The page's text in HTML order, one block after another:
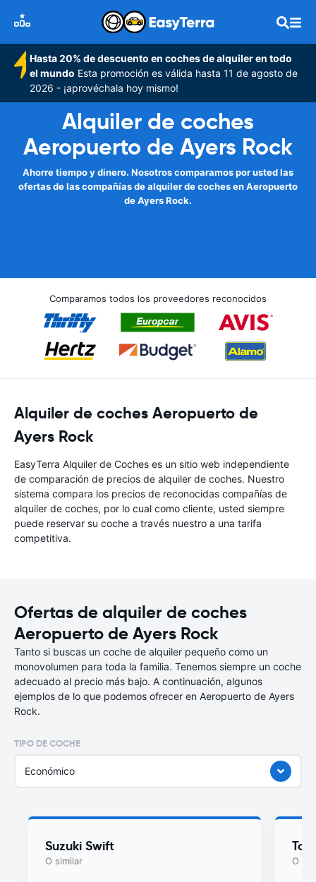
Hasta 20% de descuento en coches de alquiler en todo
el mundo Esta promoción es válida hasta 11 de agosto de
2026 - ¡aprovéchala hoy mismo!
Alquiler de coches
Aeropuerto de Ayers Rock
Ahorre tiempo y dinero. Nosotros comparamos por usted las
ofertas de las compañías de alquiler de coches en Aeropuerto
de Ayers Rock.
Comparamos todos los proveedores reconocidos
Alquiler de coches Aeropuerto de
Ayers Rock
EasyTerra Alquiler de Coches es un sitio web independiente
de comparación de precios de alquiler de coches. Nuestro
sistema compara los precios de reconocidas compañías de
alquiler de coches, por lo cual como cliente, usted siempre
puede reservar su coche a través nuestro a una tarifa
competitiva.
Ofertas de alquiler de coches
Aeropuerto de Ayers Rock
Tanto si buscas un coche de alquiler pequeño como un
monovolumen para toda la familia. Tenemos siempre un coche
adecuado al precio más bajo. A continuación, algunos
ejemplos de lo que podemos ofrecer en Aeropuerto de Ayers
Rock.
TIPO DE COCHE
Económico
Suzuki Swift
O similar O